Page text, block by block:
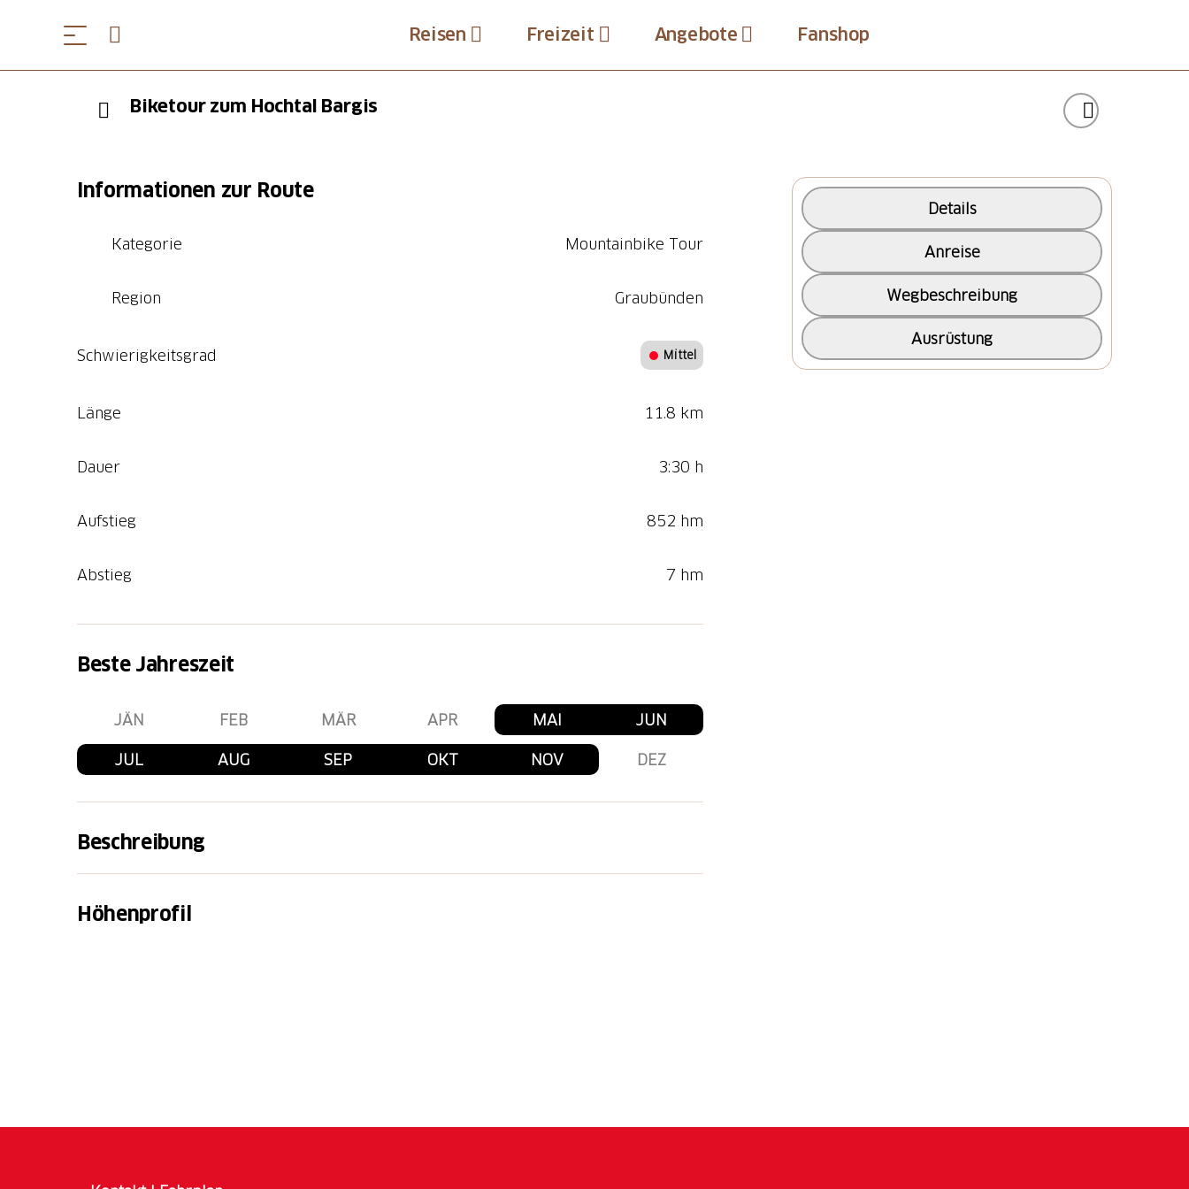
Reisen Freizeit Angebote Fanshop
Biketour zum Hochtal Bargis
Informationen zur Route
Kategorie Mountainbike Tour
Region Graubünden
Schwierigkeitsgrad Mittel
Länge 11.8 km
Dauer 3:30 h
Aufstieg 852 hm
Abstieg 7 hm
Beste Jahreszeit
JÄN FEB MÄR APR MAI JUN
JUL AUG SEP OKT NOV DEZ
Beschreibung
in Flims geht es zunächst auf der asphaltierten Fahrstrasse durch das Walserdorf
Fidaz, vorbei an den mächtigen Felswänden des Flimsersteins, hinauf nach Bargis. Im
Hinter der Alp Rusna befindet sich links der enge, klusartige Eingang zur
Höhenprofil
Details
Anreise
Wegbeschreibung
Ausrüstung